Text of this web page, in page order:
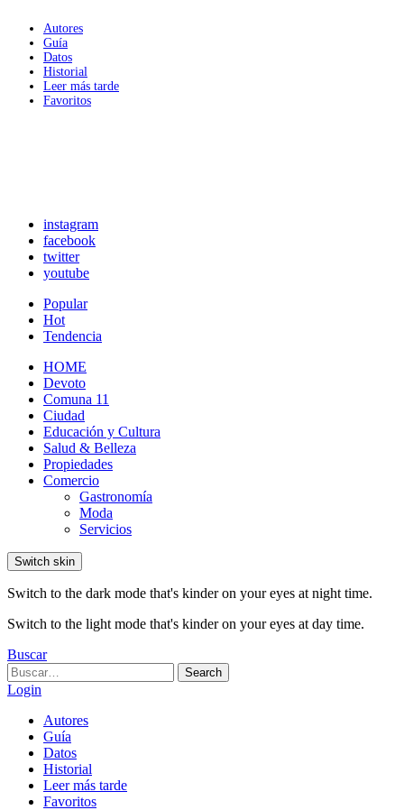
Autores
Guía
Datos
Historial
Leer más tarde
Favoritos
instagram
facebook
twitter
youtube
Popular
Hot
Tendencia
HOME
Devoto
Comuna 11
Ciudad
Educación y Cultura
Salud & Belleza
Propiedades
Comercio
Gastronomía
Moda
Servicios
Switch skin
Switch to the dark mode that's kinder on your eyes at night time.
Switch to the light mode that's kinder on your eyes at day time.
Buscar
Search
for:
Search
Login
Autores
Guía
Datos
Historial
Leer más tarde
Favoritos